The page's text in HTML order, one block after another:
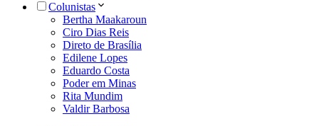
Colunistas
Bertha Maakaroun
Ciro Dias Reis
Direto de Brasília
Edilene Lopes
Eduardo Costa
Poder em Minas
Rita Mundim
Valdir Barbosa